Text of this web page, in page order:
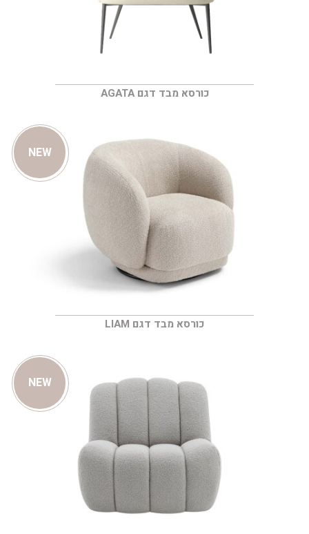
כורסא מבד דגם AGATA
NEW
כורסא מבד דגם LIAM
NEW